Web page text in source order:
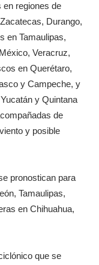
regiones de
Durango,
en Tamaulipas,
Veracruz,
en Querétaro,
y Campeche, y
y Quintana
de
y posible
pronostican para
Tamaulipas,
en Chihuahua,
que se